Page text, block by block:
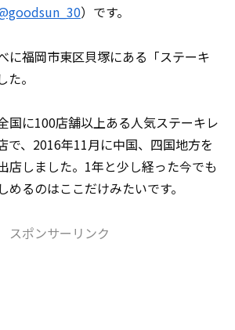
）です。
に福岡市東区貝塚にある「ステーキ
。
国に100店舗以上ある人気ステーキレ
で、2016年11月に中国、四国地方を
店しました。1年と少し経った今でも
めるのはここだけみたいです。
スポンサーリンク